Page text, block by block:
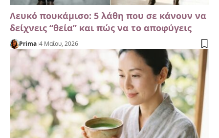
Λευκό πουκάμισο: 5 λάθη που σε κάνουν να
δείχνεις “θεία” και πώς να το αποφύγεις
Prima 4 Μαΐου, 2026